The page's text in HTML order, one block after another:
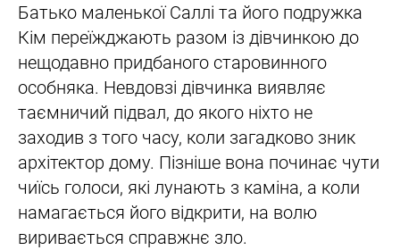
Батько маленької Саллі та його подружка
Кім переїжджають разом із дівчинкою до
нещодавно придбаного старовинного
особняка. Невдовзі дівчинка виявляє
таємничий підвал, до якого ніхто не
заходив з того часу, коли загадково зник
архітектор дому. Пізніше вона починає чути
чиїсь голоси, які лунають з каміна, а коли
намагається його відкрити, на волю
виривається справжнє зло.